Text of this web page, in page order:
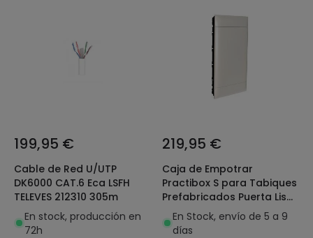
199,95 €
Cable de Red U/UTP
DK6000 CAT.6 Eca LSFH
TELEVES 212310 305m
En stock, producción en
72h
219,95 €
Caja de Empotrar
Practibox S para Tabiques
Prefabricados Puerta Lisa
4x18 Módulos LEGRAND
137069
En Stock, envío de 5 a 9
días